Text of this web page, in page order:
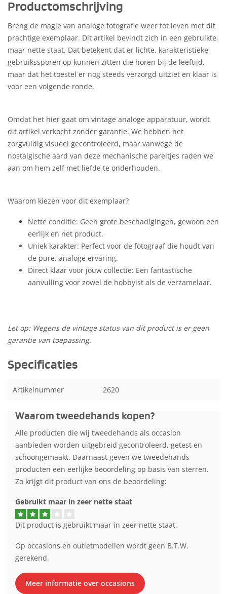
Productomschrijving
Breng de magie van analoge fotografie weer tot leven met dit
prachtige exemplaar. Dit artikel bevindt zich in een gebruikte,
maar nette staat. Dat betekent dat er lichte, karakteristieke
gebruikssporen op kunnen zitten die horen bij de leeftijd,
maar dat het toestel er nog steeds verzorgd uitziet en klaar is
voor een volgende ronde.
Omdat het hier gaat om vintage analoge apparatuur, wordt
dit artikel verkocht zonder garantie. We hebben het
zorgvuldig visueel gecontroleerd, maar vanwege de
nostalgische aard van deze mechanische pareltjes raden we
aan om hem zelf met liefde te onderhouden.
Waarom kiezen voor dit exemplaar?
Nette conditie: Geen grote beschadigingen, gewoon een
eerlijk en net product.
Uniek karakter: Perfect voor de fotograaf die houdt van
de pure, analoge ervaring.
Direct klaar voor jouw collectie: Een fantastische
aanvulling voor zowel de hobbyist als de verzamelaar.
Let op: Wegens de vintage status van dit product is er geen
garantie van toepassing.
Specificaties
Artikelnummer 2620
Waarom tweedehands kopen?
Alle producten die wij tweedehands als occasion
aanbieden worden uitgebreid gecontroleerd, getest en
schoongemaakt. Daarnaast geven we tweedehands
producten een eerlijke beoordeling op basis van sterren.
Zo krijgt dit product van ons de beoordeling:
Gebruikt maar in zeer nette staat
Dit product is gebruikt maar in zeer nette staat.
Op occasions en outletmodellen wordt geen B.T.W.
gerekend.
Meer informatie over occasions